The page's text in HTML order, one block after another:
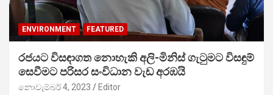
ENVIRONMENT FEATURED
රජයට විසඳාගත නොහැකි අලි-මිනිස් ගැටුමට විසඳුම්
සෙවීමට පරිසර සංවිධාන වැඩ අරඹයි
නොවැම්බර් 4, 2023 Editor